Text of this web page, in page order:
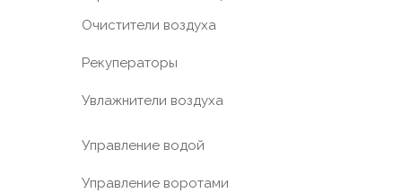
Очистители воздуха
Рекуператоры
Увлажнители воздуха
Управление водой
Управление воротами